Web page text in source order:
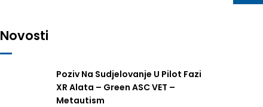
Novosti
Poziv Na Sudjelovanje U Pilot Fazi
XR Alata – Green ASC VET –
Metautism